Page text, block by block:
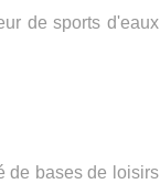
de sports d'eaux
de bases de loisirs